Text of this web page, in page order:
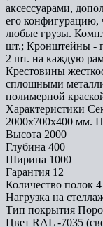
аксессуарами,
его конфигурацию,
любые грузы.
шт.; Кронштейны -
2 шт. на каждую
Крестовины
сплошными
полимерной
Характеристики
2000x700x400 мм.
Высота 2000
Глубина 400
Ширина 1000
Гарантия 12
Количество полок 4
Нагрузка на
Тип покрытия
Цвет RAL -7035